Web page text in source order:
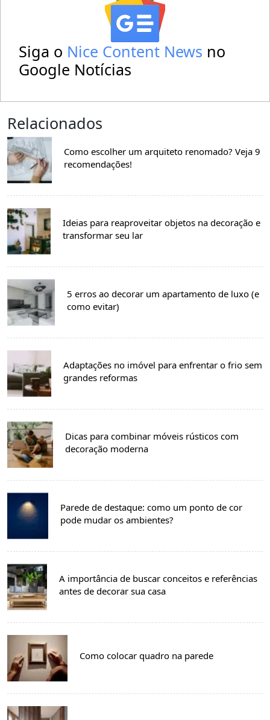
Siga o Nice Content News no
Google Notícias
Relacionados
Como escolher um arquiteto renomado? Veja 9
recomendações!
Ideias para reaproveitar objetos na decoração e
transformar seu lar
5 erros ao decorar um apartamento de luxo (e
como evitar)
Adaptações no imóvel para enfrentar o frio sem
grandes reformas
Dicas para combinar móveis rústicos com
decoração moderna
Parede de destaque: como um ponto de cor
pode mudar os ambientes?
A importância de buscar conceitos e referências
antes de decorar sua casa
Como colocar quadro na parede